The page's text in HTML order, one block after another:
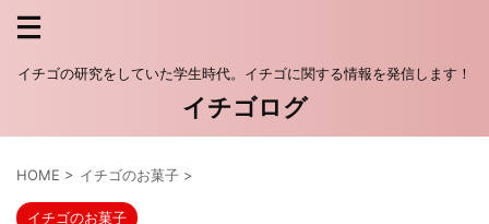
イチゴの研究をしていた学生時代。イチゴに関する情報を発信します！
イチゴログ
HOME > イチゴのお菓子 >
イチゴのお菓子